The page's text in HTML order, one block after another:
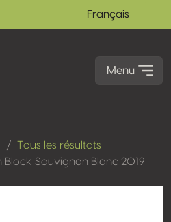
Français
Menu
Tous les résultats
Block Sauvignon Blanc 2019